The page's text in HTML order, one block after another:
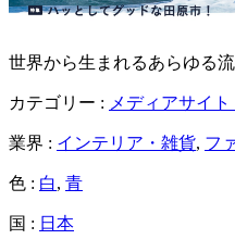
世界から生まれるあらゆる
カテゴリー : メディアサイ
業界 : インテリア・雑貨, フ
色 : 白, 青
国 : 日本